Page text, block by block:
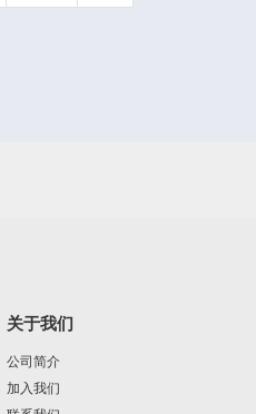
关于我们
公司简介
加入我们